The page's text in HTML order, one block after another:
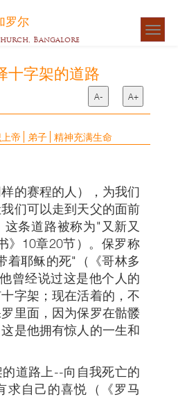
罗尔
Bangalore
十字架的道路
A- A+
帝 弟子 精神充满生命
的赛程的人），为我们
们可以走到天父的面前
条道路被称为"又新又
》10章20节）。保罗称
着耶稣的死"（《哥林多
曾经说过这是他个人的
字架；现在活着的，不
里面，因为保罗在骷髅
是他拥有惊人的一生和
道路上--向自我死亡的
求自己的喜悦（《罗马